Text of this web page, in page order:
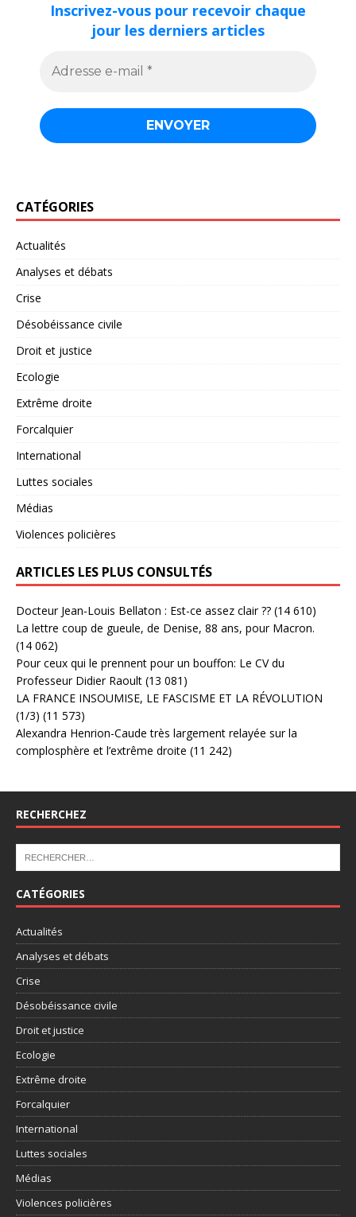
Inscrivez-vous pour recevoir chaque
jour les derniers articles
CATÉGORIES
Actualités
Analyses et débats
Crise
Désobéissance civile
Droit et justice
Ecologie
Extrême droite
Forcalquier
International
Luttes sociales
Médias
Violences policières
ARTICLES LES PLUS CONSULTÉS
Docteur Jean-Louis Bellaton : Est-ce assez clair ?? (14 610)
La lettre coup de gueule, de Denise, 88 ans, pour Macron.
(14 062)
Pour ceux qui le prennent pour un bouffon: Le CV du
Professeur Didier Raoult (13 081)
LA FRANCE INSOUMISE, LE FASCISME ET LA RÉVOLUTION
(1/3) (11 573)
Alexandra Henrion-Caude très largement relayée sur la
complosphère et l’extrême droite (11 242)
RECHERCHEZ
CATÉGORIES
Actualités
Analyses et débats
Crise
Désobéissance civile
Droit et justice
Ecologie
Extrême droite
Forcalquier
International
Luttes sociales
Médias
Violences policières